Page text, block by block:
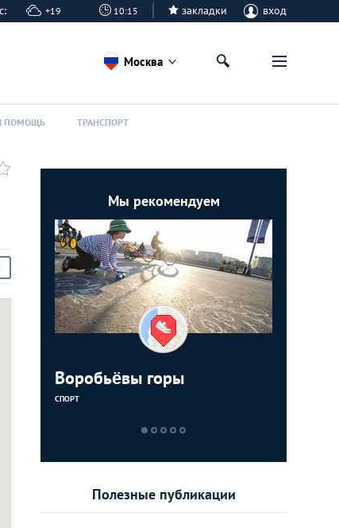
+19 10:15 закладки вход
Москва
ПОМОЩЬ ТРАНСПОРТ
Мы рекомендуем
Воробьёвы горы
СПОРТ
Полезные публикации